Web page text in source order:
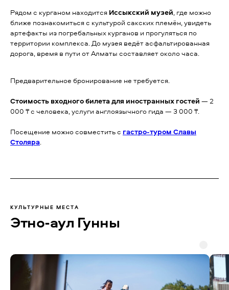
Рядом с курганом находится Иссыкский музей , где можно
ближе познакомиться с культурой сакских племён, увидеть
артефакты из погребальных курганов и прогуляться по
территории комплекса. До музея ведёт асфальтированная
дорога, время в пути от Алматы составляет около часа.
Предварительное бронирование не требуется.
Стоимость входного билета для иностранных гостей — 2
000 ₸ с человека, услуги англоязычного гида — 3 000 ₸.
Посещение можно совместить с гастро-туром Славы
Столяра
Этно-аул Гунны
КУЛЬТУРНЫЕ МЕСТА